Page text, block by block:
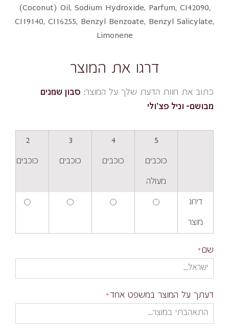
(Coconut) Oil, Sodium Hydroxide, Parfum, CI42090,
CI19140, CI16255, Benzyl Benzoate, Benzyl Salicylate,
Limonene
דרגו את המוצר
כתוב את חוות הדעת שלך על המוצר: סבון שמנים
מבושם- וניל פצ'ולי
5
כוכבים
מעולה
4
כוכבים
3
כוכבים
2
כוכבים
דירוג
מוצר
שם
דעתך על המוצר במשפט אחד